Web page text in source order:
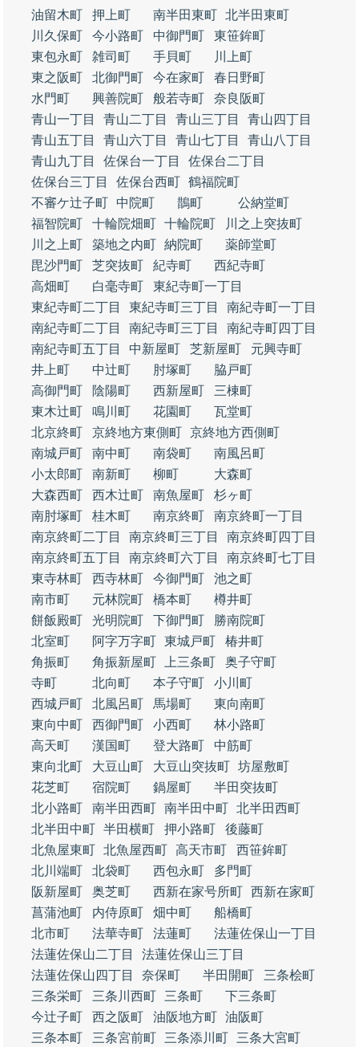
油留木町 押上町 南半田東町 北半田東町
川久保町
今小路町 中御門町
東笹鉾町
東包永町
雑司町 手貝町
川上町
東之阪町
北御門町 今在家町
春日野町
水門町
興善院町 般若寺町
奈良阪町
青山一丁目
青山二丁目 青山三丁目
青山四丁目
青山五丁目
青山六丁目 青山七丁目
青山八丁目
青山九丁目
佐保台一丁目
佐保台二丁目
佐保台三丁目
佐保台西町 鶴福院町
不審ケ辻子町
中院町 鵲町
公納堂町
福智院町
十輪院畑町 十輪院町
川之上突抜町
川之上町
築地之内町 納院町
薬師堂町
毘沙門町
芝突抜町 紀寺町
西紀寺町
高畑町
白毫寺町
東紀寺町一丁目
東紀寺町二丁目
東紀寺町三丁目
南紀寺町一丁目
南紀寺町二丁目
南紀寺町三丁目
南紀寺町四丁目
南紀寺町五丁目
中新屋町 芝新屋町
元興寺町
井上町
中辻町 肘塚町
脇戸町
高御門町
陰陽町 西新屋町
三棟町
東木辻町
鳴川町 花園町
瓦堂町
北京終町
京終地方東側町 京終地方西側町
南城戸町
南中町 南袋町
南風呂町
小太郎町
南新町 柳町
大森町
大森西町
西木辻町 南魚屋町
杉ヶ町
南肘塚町
桂木町 南京終町
南京終町一丁目
南京終町二丁目
南京終町三丁目
南京終町四丁目
南京終町五丁目
南京終町六丁目
南京終町七丁目
東寺林町
西寺林町 今御門町
池之町
南市町
元林院町 橋本町
樽井町
餅飯殿町
光明院町 下御門町
勝南院町
北室町
阿字万字町 東城戸町
椿井町
角振町
角振新屋町 上三条町
奥子守町
寺町
北向町 本子守町
小川町
西城戸町
北風呂町 馬場町
東向南町
東向中町
西御門町 小西町
林小路町
高天町
漢国町 登大路町
中筋町
東向北町
大豆山町 大豆山突抜町 坊屋敷町
花芝町
宿院町 鍋屋町
半田突抜町
北小路町
南半田西町 南半田中町 北半田西町
北半田中町 半田横町 押小路町
後藤町
北魚屋東町 北魚屋西町 高天市町
西笹鉾町
北川端町
北袋町 西包永町
多門町
阪新屋町
奥芝町 西新在家号所町 西新在家町
菖蒲池町
内侍原町 畑中町
船橋町
北市町
法華寺町 法蓮町
法蓮佐保山一丁目
法蓮佐保山二丁目
法蓮佐保山三丁目
法蓮佐保山四丁目
奈保町 半田開町
三条桧町
三条栄町
三条川西町 三条町
下三条町
今辻子町
西之阪町 油阪地方町 油阪町
三条本町
三条宮前町 三条添川町
三条大宮町